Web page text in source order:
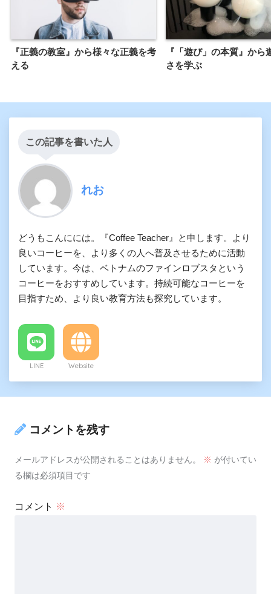
『正義の教室』から様々な正義を考
える
『「遊び」の本質』から
さを学ぶ
この記事を書いた人
れお
どうもこんにには。『Coffee Teacher』と申します。より
良いコーヒーを、より多くの人へ普及させるために活動
しています。今は、ベトナムのファインロブスタという
コーヒーをおすすめしています。持続可能なコーヒーを
目指すため、より良い教育方法も探究しています。
LINE Website
コメントを残す
メールアドレスが公開されることはありません。 ※ が付いてい
る欄は必須項目です
コメント ※